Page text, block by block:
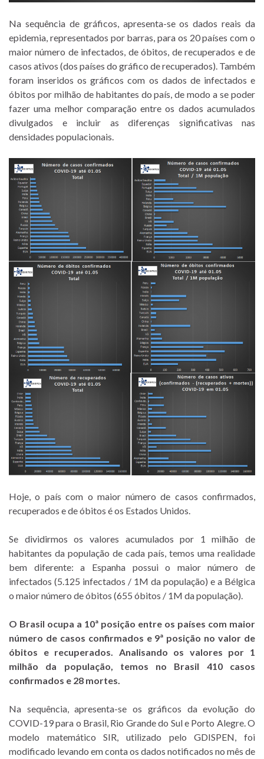
Na sequência de gráficos, apresenta-se os dados reais da
epidemia, representados por barras, para os 20 países com o
maior número de infectados, de óbitos, de recuperados e de
casos ativos (dos países do gráfico de recuperados). Também
foram inseridos os gráficos com os dados de infectados e
óbitos por milhão de habitantes do país, de modo a se poder
fazer uma melhor comparação entre os dados acumulados
divulgados e incluir as diferenças significativas nas
densidades populacionais.
Hoje, o país com o maior número de casos confirmados,
recuperados e de óbitos é os Estados Unidos.
Se dividirmos os valores acumulados por 1 milhão de
habitantes da população de cada país, temos uma realidade
bem diferente: a Espanha possui o maior número de
infectados (5.125 infectados / 1M da população) e a Bélgica
o maior número de óbitos (655 óbitos / 1M da população).
O Brasil ocupa a 10ª posição entre os países com maior
número de casos confirmados e 9ª posição no valor de
óbitos e recuperados. Analisando os valores por 1
milhão da população, temos no Brasil 410 casos
confirmados e 28 mortes.
Na sequência, apresenta-se os gráficos da evolução do
COVID-19 para o Brasil, Rio Grande do Sul e Porto Alegre. O
modelo matemático SIR, utilizado pelo GDISPEN, foi
modificado levando em conta os dados notificados no mês de